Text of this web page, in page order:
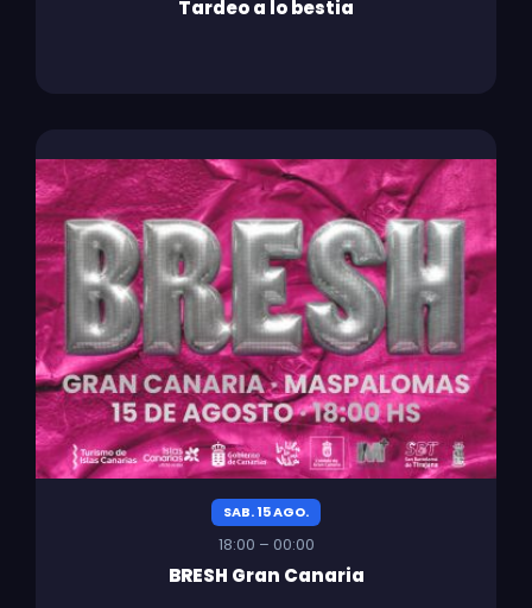
Tardeo a lo bestia
SAB. 15 AGO.
18:00 – 00:00
BRESH Gran Canaria